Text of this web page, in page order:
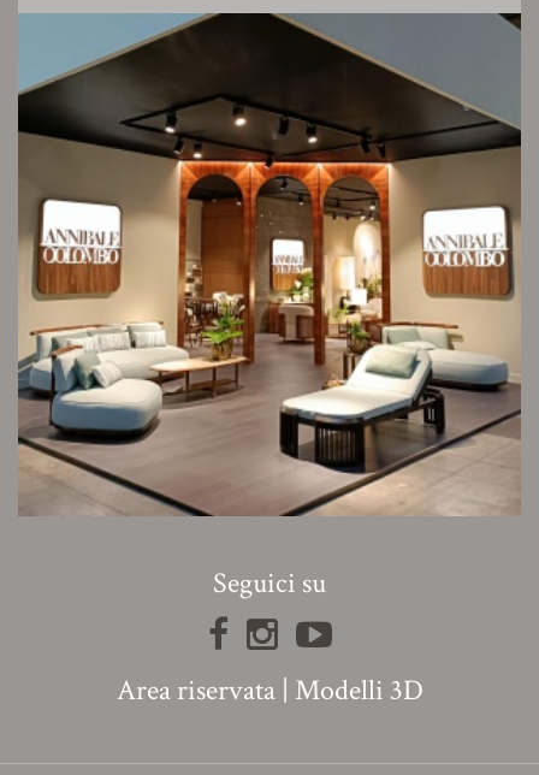
Seguici su
Area riservata| Modelli 3D